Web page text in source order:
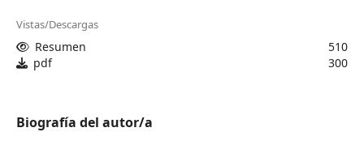
Vistas/Descargas
Resumen
510
pdf
300
Biografía del autor/a